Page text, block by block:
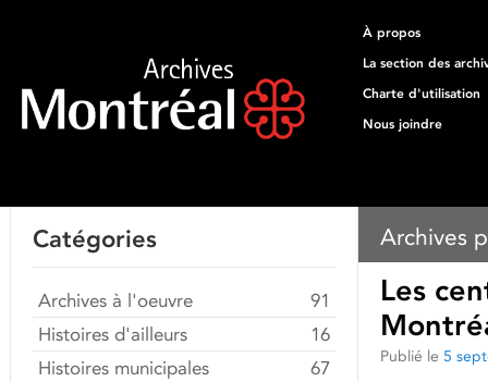
À propos
La section des
Charte d'utilisation
Nous joindre
Archives
Les
Publié le 5
Catégories
Archives à l'oeuvre
91
Histoires d'ailleurs
16
Histoires municipales
67